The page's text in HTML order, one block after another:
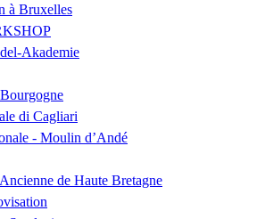
à Bruxelles
Akademie
di Cagliari
- Moulin d’Andé
de Haute Bretagne